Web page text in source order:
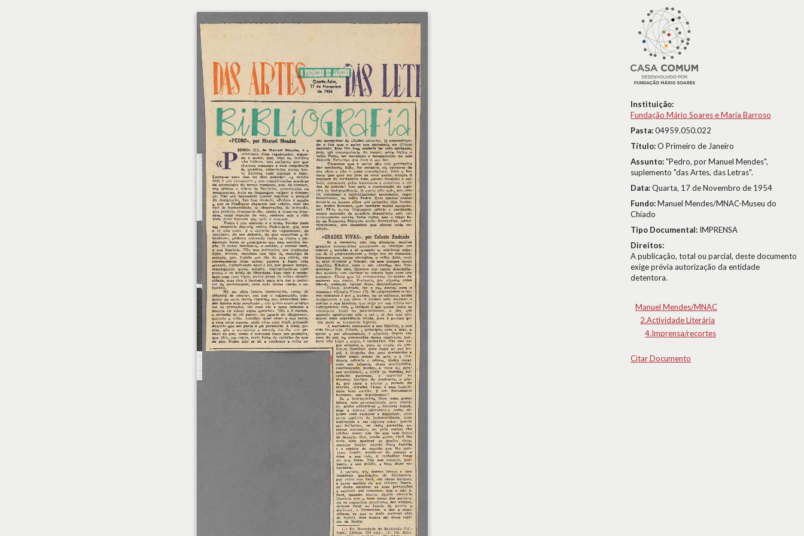
Instituição:
Fundação Mário Soares e Maria Barroso
Pasta:04959.050.022
Título:O Primeiro de Janeiro
Assunto:"Pedro, por Manuel Mendes",
suplemento "das Artes, das Letras".
Data:Quarta, 17 de Novembro de 1954
Fundo:Manuel Mendes/MNAC-Museu do
Chiado
Tipo Documental: IMPRENSA
Direitos:
A publicação, total ou parcial, deste documento
exige prévia autorização da entidade
detentora.
Manuel Mendes/MNAC
2.Actividade Literária
4.Imprensa/recortes
Citar Documento